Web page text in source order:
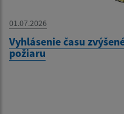
01.07.2026
Vyhlásenie času
požiaru